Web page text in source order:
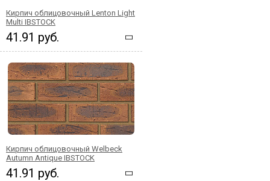
Кирпич облицовочный Lenton Light
Multi IBSTOCK
41.91 руб.
Кирпич облицовочный Welbeck
Autumn Antique IBSTOCK
41.91 руб.